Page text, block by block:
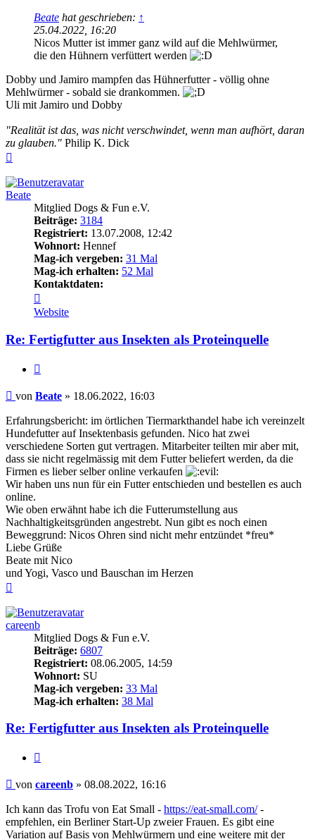
Beate hat geschrieben: ↑
25.04.2022, 16:20
Nicos Mutter ist immer ganz wild auf die Mehlwürmer,
die den Hühnern verfüttert werden
Dobby und Jamiro mampfen das Hühnerfutter - völlig ohne
Mehlwürmer - sobald sie drankommen.
Uli mit Jamiro und Dobby
"Realität ist das, was nicht verschwindet, wenn man aufhört, daran
zu glauben." Philip K. Dick
Beate
Mitglied Dogs & Fun e.V.
Beiträge: 3184
Registriert: 13.07.2008, 12:42
Wohnort: Hennef
Mag-ich vergeben: 31 Mal
Mag-ich erhalten: 52 Mal
Kontaktdaten:
von
Beate
Website
Re: Fertigfutter aus Insekten als Proteinquelle
Beitrag
von Beate » 18.06.2022, 16:03
Erfahrungsbericht: im örtlichen Tiermarkthandel habe ich vereinzelt
Hundefutter auf Insektenbasis gefunden. Nico hat zwei
verschiedene Sorten gut vertragen. Mitarbeiter teilten mir aber mit,
dass sie nicht regelmässig mit dem Futter beliefert werden, da die
Firmen es lieber selber online verkaufen
Wir haben uns nun für ein Futter entschieden und bestellen es auch
online.
Wie oben erwähnt habe ich die Futterumstellung aus
Nachhaltigkeitsgründen angestrebt. Nun gibt es noch einen
Beweggrund: Nicos Ohren sind nicht mehr entzündet *freu*
Liebe Grüße
Beate mit Nico
und Yogi, Vasco und Bauschan im Herzen
careenb
Mitglied Dogs & Fun e.V.
Beiträge: 6807
Registriert: 08.06.2005, 14:59
Wohnort: SU
Mag-ich vergeben: 33 Mal
Mag-ich erhalten: 38 Mal
Re: Fertigfutter aus Insekten als Proteinquelle
Beitrag
von careenb » 08.08.2022, 16:16
Ich kann das Trofu von Eat Small - https://eat-small.com/-
empfehlen, ein Berliner Start-Up zweier Frauen. Es gibt eine
Variation auf Basis von Mehlwürmern und eine weitere mit der